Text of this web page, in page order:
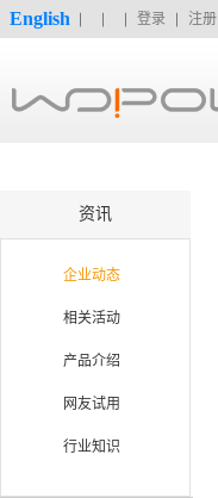
English 登录 注册
资讯
企业动态
相关活动
产品介绍
网友试用
行业知识